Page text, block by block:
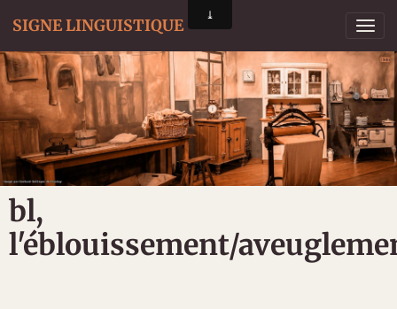
SIGNE LINGUISTIQUE
bl,
l'éblouissement/